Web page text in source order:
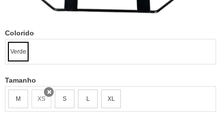
Colorido
Verde
Tamanho
M XSx S L XL